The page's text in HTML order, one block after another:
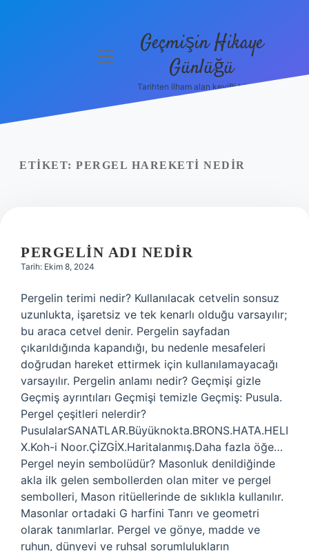
menüyü
Geçmişin Hikaye
Günlüğü
Tarihten ilham alan keyifli bilgiler!
ETIKET: PERGEL HAREKETI NEDIR
PERGELIN ADI NEDIR
Tarih: Ekim 8, 2024
Pergelin terimi nedir? Kullanılacak cetvelin sonsuz
uzunlukta, işaretsiz ve tek kenarlı olduğu varsayılır;
bu araca cetvel denir. Pergelin sayfadan
çıkarıldığında kapandığı, bu nedenle mesafeleri
doğrudan hareket ettirmek için kullanılamayacağı
varsayılır. Pergelin anlamı nedir? Geçmişi gizle
Geçmiş ayrıntıları Geçmişi temizle Geçmiş: Pusula.
Pergel çeşitleri nelerdir?
PusulalarSANATLAR.Büyüknokta.BRONS.HATA.HELI
X.Koh-i Noor.ÇİZGİX.Haritalanmış.Daha fazla öğe…
Pergel neyin sembolüdür? Masonluk denildiğinde
akla ilk gelen sembollerden olan miter ve pergel
sembolleri, Mason ritüellerinde de sıklıkla kullanılır.
Masonlar ortadaki G harfini Tanrı ve geometri
olarak tanımlarlar. Pergel ve gönye, madde ve
ruhun, dünyevi ve ruhsal sorumlulukların